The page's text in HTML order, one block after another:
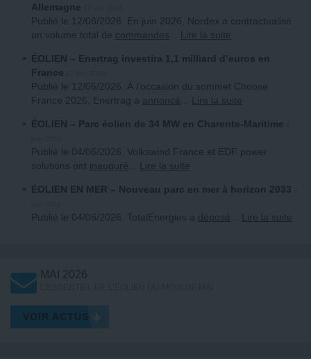
Allemagne
Publié le 12/06/2026. En juin 2026, Nordex a contractualisé
un volume total de commandes Lire la suite
ÉOLIEN – Enertrag investira 1,1 milliard d’euros en
France
Publié le 12/06/2026. À l’occasion du sommet Choose
France 2026, Enertrag a annoncé Lire la suite
ÉOLIEN – Parc éolien de 34 MW en Charente-Maritime
Publié le 04/06/2026. Volkswind France et EDF power
solutions ont inauguré Lire la suite
ÉOLIEN EN MER – Nouveau parc en mer à horizon 2033
Publié le 04/06/2026. TotalEnergies a déposé Lire la suite
MAI 2026
VOIR ACTUS